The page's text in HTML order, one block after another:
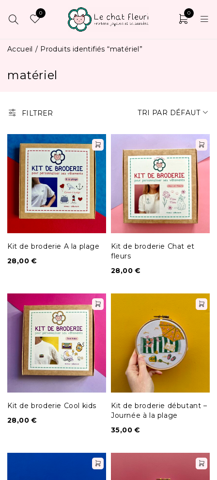
0 0
matériel
Accueil / Produits identifiés “matériel”
FILTRER TRI PAR DÉFAUT
Kit de broderie A la plage
28,00€
Kit de broderie Chat et
fleurs
28,00€
Kit de broderie Cool kids
28,00€
Kit de broderie débutant –
Journée à la plage
35,00€